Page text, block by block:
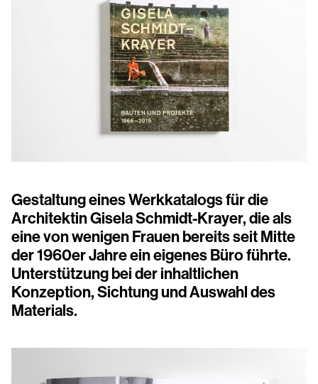
Gestaltung eines Werkkatalogs für die
Architektin Gisela Schmidt-Krayer, die als
eine von wenigen Frauen bereits seit Mitte
der 1960er Jahre ein eigenes Büro führte.
Unterstützung bei der inhaltlichen
Konzeption, Sichtung und Auswahl des
Materials.